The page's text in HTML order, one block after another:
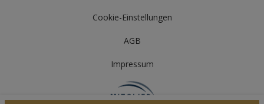
Cookie-Einstellungen
AGB
Impressum